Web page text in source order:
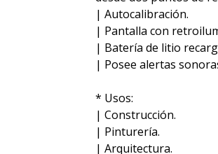
| Autocalibración.
| Pantalla con
| Batería de litio
| Posee alertas
* Usos:
| Construcción.
| Pinturería.
| Arquitectura.